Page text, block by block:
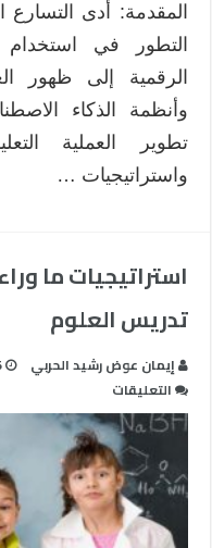
المقدمة: أدى التسارع
التطور في استخدام
الرقمية إلى ظهور
وأنظمة الذكاء
تطوير العملية
واستراتيجيات …
استراتيجيات ما
تدريس العلوم
إيمان عوض رشيد الحربي
التعليقات
استراتيجيات
ما
وراء
المعرفة
ودورها
في